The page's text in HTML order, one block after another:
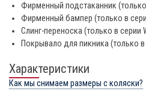
Фирменный подстаканник
Фирменный бампер (только в
Слинг-переноска (только в серии
Покрывало для пикника (только в
Характеристики
Как мы снимаем размеры с коляски?